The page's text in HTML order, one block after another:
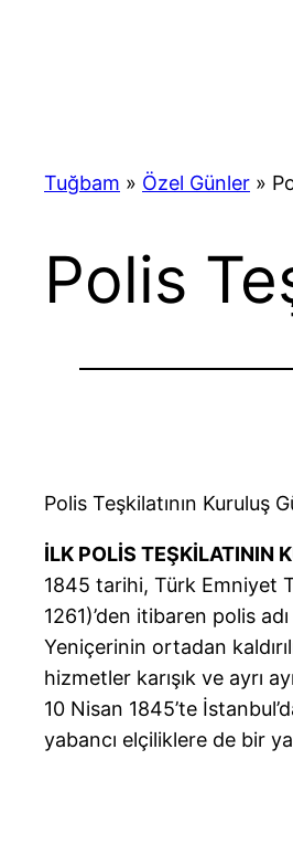
Tuğbam » Özel Günler »
Polis
Polis Teşkilatının Kuruluş
İLK POLİS TEŞKİLATININ
1845 tarihi, Türk Emniyet
1261)’den itibaren polis
Yeniçerinin ortadan
hizmetler karışık ve ayrı
10 Nisan 1845’te
yabancı elçiliklere de bir